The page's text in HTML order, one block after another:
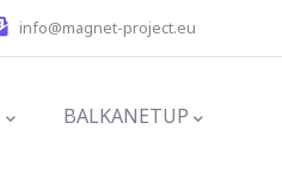
info@magnet-project.eu
BALKANETUP